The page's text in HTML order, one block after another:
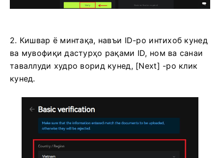
2. Кишвар ё минтақа, навъи ID-ро интихоб кунед
ва мувофиқи дастурҳо рақами ID, ном ва санаи
таваллуди худро ворид кунед, [Next] -ро клик
кунед.